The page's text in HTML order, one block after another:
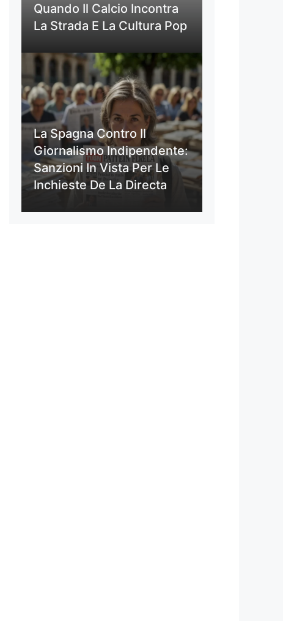
Quando Il Calcio Incontra
La Strada E La Cultura Pop
La Spagna Contro Il
Giornalismo Indipendente:
Sanzioni In Vista Per Le
Inchieste De La Directa